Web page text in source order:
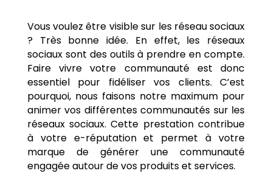
Vous voulez être visible sur les réseau sociaux
? Très bonne idée. En effet, les réseaux
sociaux sont des outils à prendre en compte.
Faire vivre votre communauté est donc
essentiel pour fidéliser vos clients. C’est
pourquoi, nous faisons notre maximum pour
animer vos différentes communautés sur les
réseaux sociaux. Cette prestation contribue
à votre e-réputation et permet à votre
marque de générer une communauté
engagée autour de vos produits et services.